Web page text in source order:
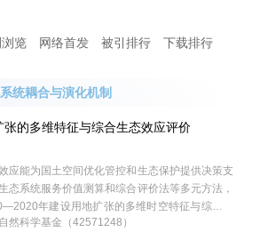
览 网络首发 被引排行 下载排行
统耦合与演化机制
的多维特征与综合生态效应评价
应能为国土空间优化管控和生态保护提供决策支
态系统服务价值测算和综合评价法等多元方法，
年建设用地扩张的多维时空特征与综合生
期内长江经济带建设用地扩张态势明显，规模
然科学基金（42571248）